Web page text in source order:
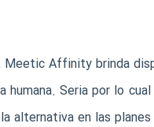
Affinity brinda
Seri­a por lo
en las